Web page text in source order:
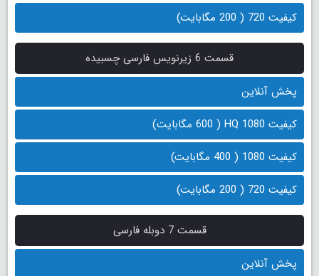
کیفیت 720 ( 200 مگابایت)
قسمت 6 زیرنویس فارسی چسبیده
پخش آنلاین
کیفیت 1080 HQ ( 600 مگابایت)
کیفیت 1080 ( 400 مگابایت)
کیفیت 720 ( 200 مگابایت)
قسمت 7 دوبله فارسی
پخش آنلاین